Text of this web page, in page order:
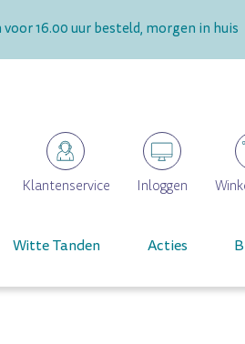
voor 16.00 uur besteld, morgen in huis
Klantenservice Inloggen
Witte Tanden Acties